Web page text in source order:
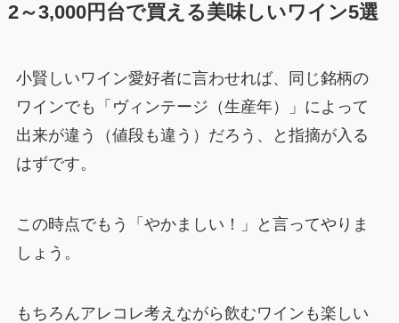
2～3,000円台で買える美味しいワイン5選
小賢しいワイン愛好者に言わせれば、同じ銘柄の
ワインでも「ヴィンテージ（生産年）」によって
出来が違う（値段も違う）だろう、と指摘が入る
はずです。
この時点でもう「やかましい！」と言ってやりま
しょう。
もちろんアレコレ考えながら飲むワインも楽しい